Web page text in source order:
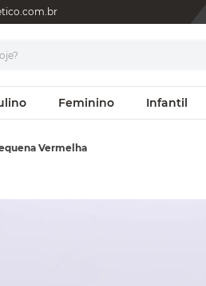
Feminino Infantil
Vermelha